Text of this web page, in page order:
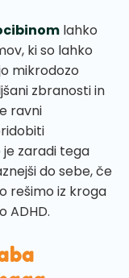
lahko
ki so lahko
mikrodozo
zbranosti in
ravni
je zaradi tega
do sebe, če
rešimo iz kroga
ADHD.